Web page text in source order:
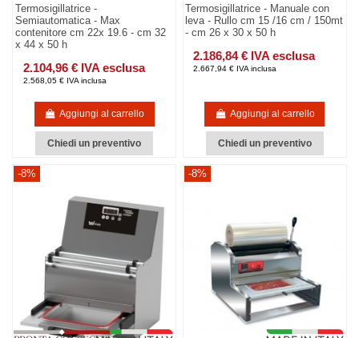
Termosigillatrice -
Semiautomatica - Max
contenitore cm 22x 19.6 - cm 32
x 44 x 50 h
2.104,96 € IVA esclusa
2.568,05 € IVA inclusa
Aggiungi al carrello
Chiedi un preventivo
Termosigillatrice - Manuale con
leva - Rullo cm 15 /16 cm / 150mt
- cm 26 x 30 x 50 h
2.186,84 € IVA esclusa
2.667,94 € IVA inclusa
Aggiungi al carrello
Chiedi un preventivo
-8% -8%